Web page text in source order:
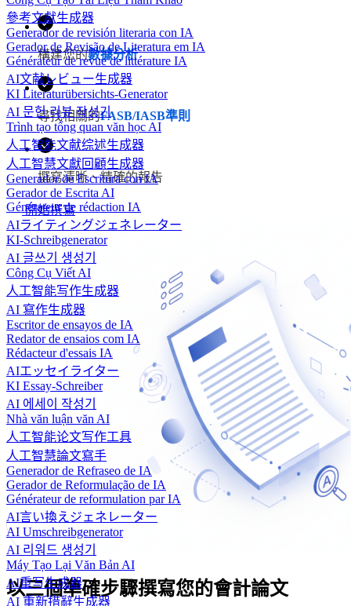
參考文獻生成器
Generador de revisión literaria con IA
Gerador de Revisão de Literatura em IA
Générateur de revue de littérature IA
AI文献レビュー生成器
KI Literaturübersichts-Generator
AI 문헌 리뷰 작성기
Trình tạo tổng quan văn học AI
人工智能文献综述生成器
人工智慧文獻回顧生成器
Generador de Escritura con IA
Gerador de Escrita AI
Générateur de rédaction IA
AIライティングジェネレーター
KI-Schreibgenerator
AI 글쓰기 생성기
Công Cụ Viết AI
人工智能写作生成器
AI 寫作生成器
Escritor de ensayos de IA
Redator de ensaios com IA
Rédacteur d'essais IA
AIエッセイライター
KI Essay-Schreiber
AI 에세이 작성기
Nhà văn luận văn AI
人工智能论文写作工具
人工智慧論文寫手
Generador de Refraseo de IA
Gerador de Reformulação de IA
Générateur de reformulation par IA
AI言い換えジェネレーター
AI Umschreibgenerator
AI 리워드 생성기
Máy Tạo Lại Văn Bản AI
AI重写生成器
AI 重新措辭生成器
構建您的數據分析
尋找相關的FASB/IASB準則
撰寫清晰、精確的報告
開始撰寫
以三個準確步驟撰寫您的會計論文